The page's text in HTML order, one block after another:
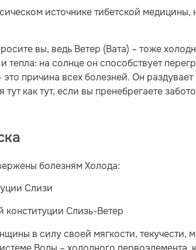
источнике тибетской медицины,
вы, ведь Ветер (Вата) – тоже
тепла: на солнце он способствует
причина всех болезней. Он
тут как тут, если вы пренебрегаете
болезням Холода:
Слизи
Слизь-Ветер
в силу своей мягкости, текучести,